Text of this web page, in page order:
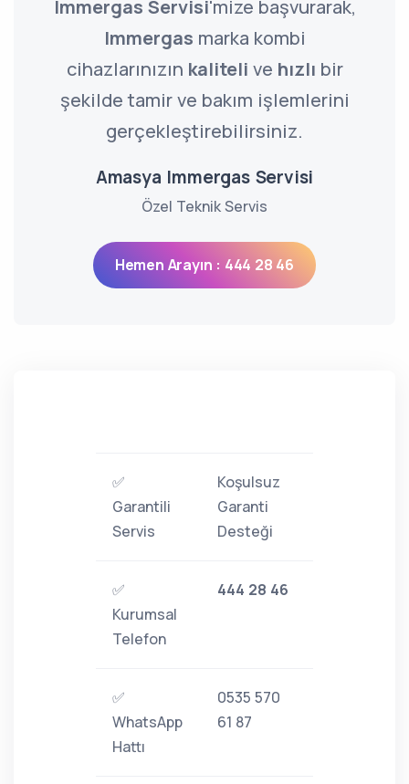
Immergas Servisi'mize başvurarak,
Immergas marka kombi
cihazlarınızın kaliteli ve hızlı bir
şekilde tamir ve bakım işlemlerini
gerçekleştirebilirsiniz.
Amasya Immergas Servisi
Özel Teknik Servis
Hemen Arayın : 444 28 46
✅
Garantili
Servis
Koşulsuz
Garanti
Desteği
✅
Kurumsal
Telefon
444 28 46
✅
WhatsApp
Hattı
0535 570
61 87